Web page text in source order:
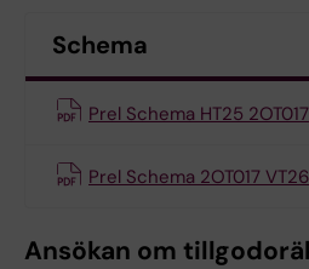
Schema
Prel Schema HT25 2OT017
Prel Schema 2OT017 VT26
Ansökan om